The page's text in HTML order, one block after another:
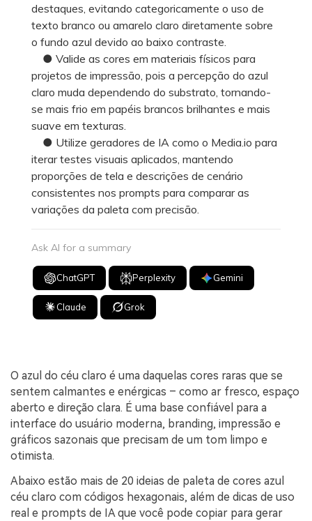
destaques, evitando categoricamente o uso de
texto branco ou amarelo claro diretamente sobre
o fundo azul devido ao baixo contraste.
● Valide as cores em materiais físicos para
projetos de impressão, pois a percepção do azul
claro muda dependendo do substrato, tornando-
se mais frio em papéis brancos brilhantes e mais
suave em texturas.
● Utilize geradores de IA como o Media.io para
iterar testes visuais aplicados, mantendo
proporções de tela e descrições de cenário
consistentes nos prompts para comparar as
variações da paleta com precisão.
Ask AI for a summary
ChatGPT Perplexity Gemini
Claude Grok
O azul do céu claro é uma daquelas cores raras que se
sentem calmantes e enérgicas – como ar fresco, espaço
aberto e direção clara. É uma base confiável para a
interface do usuário moderna, branding, impressão e
gráficos sazonais que precisam de um tom limpo e
otimista.
Abaixo estão mais de 20 ideias de paleta de cores azul
céu claro com códigos hexagonais, além de dicas de uso
real e prompts de IA que você pode copiar para gerar